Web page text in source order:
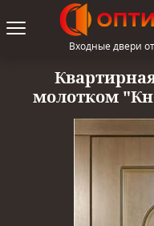
Входные двери
молотком